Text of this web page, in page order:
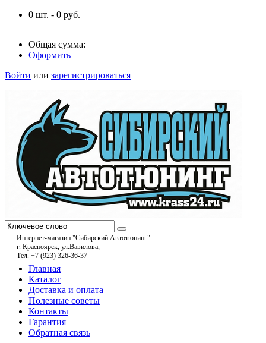
0 шт. - 0 руб.
Общая сумма:
Оформить
Войти или зарегистрироваться
Интернет-магазин "Сибирский Автотюнинг"
г. Красноярск, ул.Вавилова,
Тел. +7 (923) 326-36-37
Главная
Каталог
Доставка и оплата
Полезные советы
Контакты
Гарантия
Обратная связь